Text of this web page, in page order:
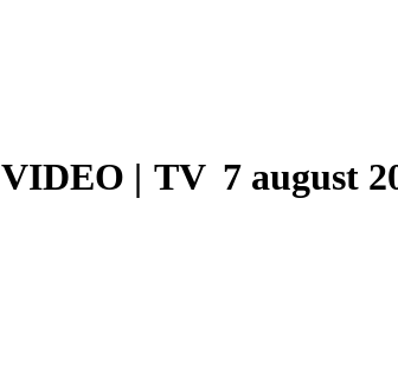
VIDEO | TV 7 august